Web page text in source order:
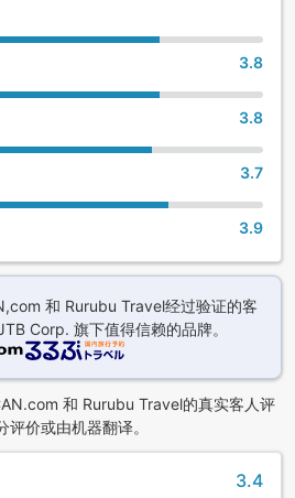
3.8
3.8
3.7
3.9
和 Rurubu Travel经过验证的客
Corp. 旗下值得信赖的品牌。
和 Rurubu Travel的真实客人评
评价或由机器翻译。
3.4